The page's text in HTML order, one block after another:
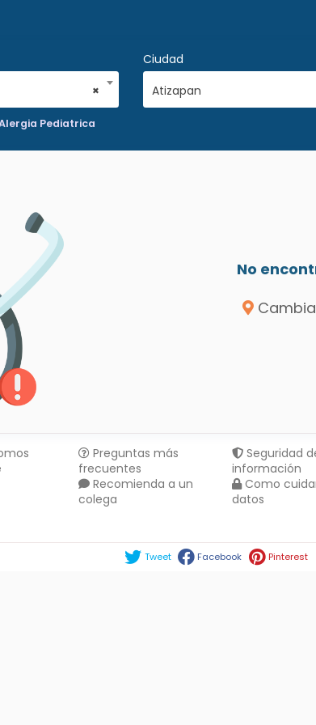
×
Ciudad
Atizapan
Pediatrica
No
Cambia
Preguntas más
frecuentes
Recomienda a un
colega
Seguridad
información
Como
datos
Tweet Facebook Pinterest